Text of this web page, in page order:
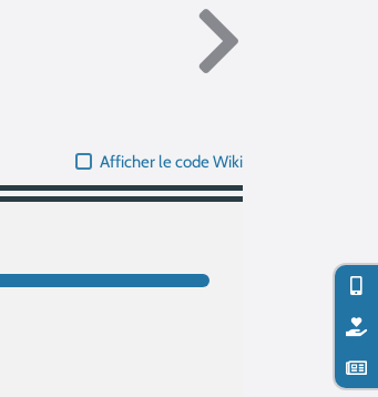
Afficher le code Wiki